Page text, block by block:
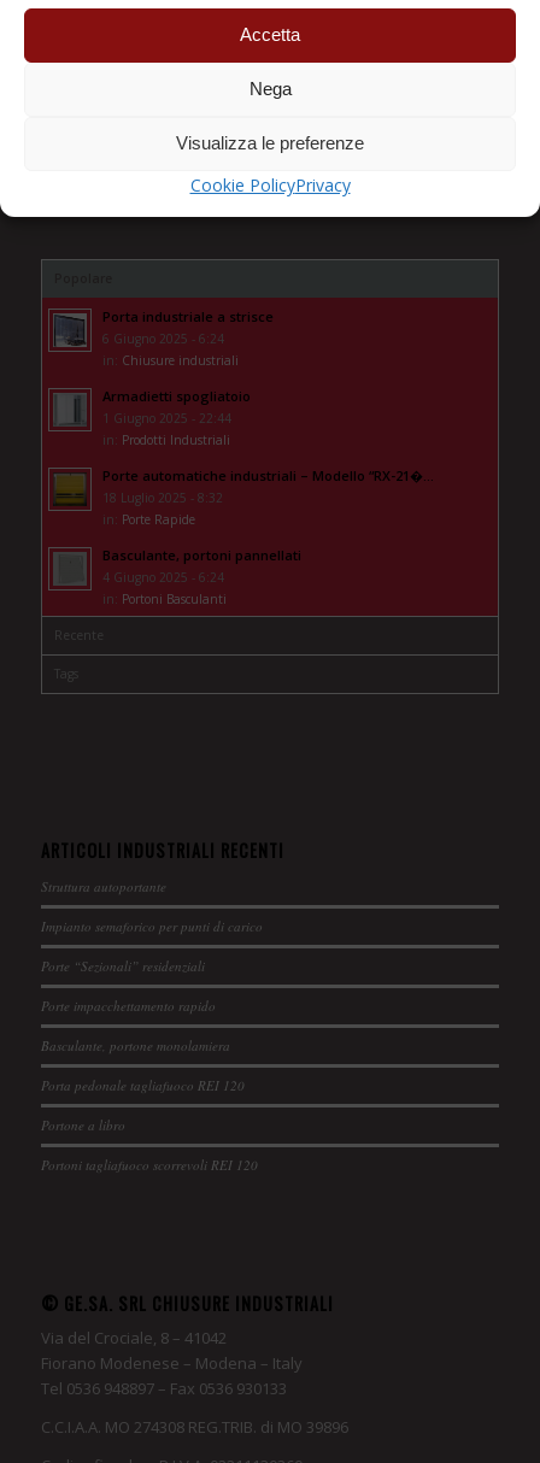
Accetta
Nega
Visualizza le preferenze
Cookie PolicyPrivacy
Portoni Basculanti
Porta industriale a strisce
6 Giugno 2025 - 6:24
in: Chiusure industriali
Armadietti spogliatoio
1 Giugno 2025 - 22:44
in: Prodotti Industriali
Porte automatiche industriali – Modello “RX-21�...
18 Luglio 2025 - 8:32
in: Porte Rapide
Basculante, portoni pannellati
4 Giugno 2025 - 6:24
in: Portoni Basculanti
Recente
Tags
ARTICOLI INDUSTRIALI RECENTI
Struttura autoportante
Impianto semaforico per punti di carico
Porte “Sezionali” residenziali
Porte impacchettamento rapido
Basculante, portone monolamiera
Porta pedonale tagliafuoco REI 120
Portone a libro
Portoni tagliafuoco scorrevoli REI 120
© GE.SA. SRL CHIUSURE INDUSTRIALI
Via del Crociale, 8 – 41042
Fiorano Modenese – Modena – Italy
Tel 0536 948897 – Fax 0536 930133
C.C.I.A.A. MO 274308 REG.TRIB. di MO 39896